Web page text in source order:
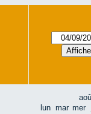
lun mar mer